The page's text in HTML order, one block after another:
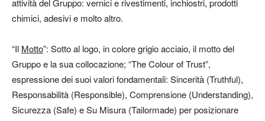
attività del Gruppo: vernici e rivestimenti, inchiostri, prodotti
chimici, adesivi e molto altro.
“Il Motto”: Sotto al logo, in colore grigio acciaio, il motto del
Gruppo e la sua collocazione; “The Colour of Trust”,
espressione dei suoi valori fondamentali: Sincerità (Truthful),
Responsabilità (Responsible), Comprensione (Understanding),
Sicurezza (Safe) e Su Misura (Tailormade) per posizionare